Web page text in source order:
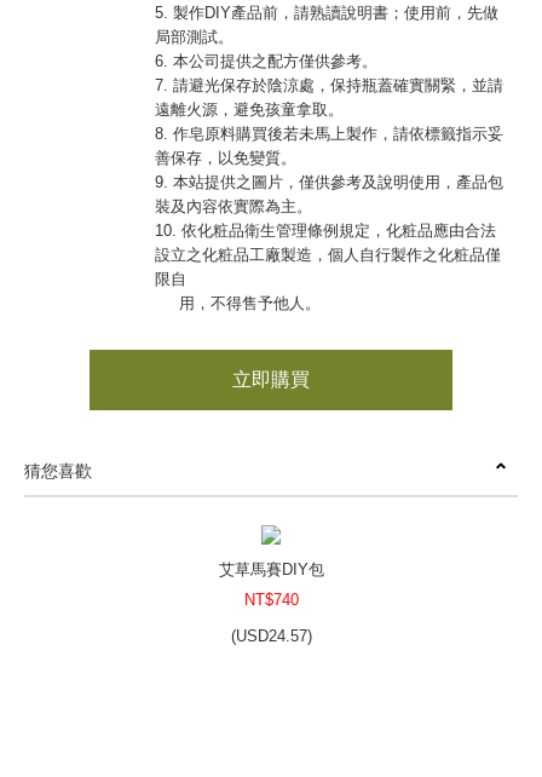
5. 製作DIY產品前，請熟讀說明書；使用前，先做
局部測試。
6. 本公司提供之配方僅供參考。
7. 請避光保存於陰涼處，保持瓶蓋確實關緊，並請
遠離火源，避免孩童拿取。
8. 作皂原料購買後若未馬上製作，請依標籤指示妥
善保存，以免變質。
9. 本站提供之圖片，僅供參考及說明使用，產品包
裝及內容依實際為主。
10. 依化粧品衛生管理條例規定，化粧品應由合法
設立之化粧品工廠製造，個人自行製作之化粧品僅
限自
用，不得售予他人。
立即購買
猜您喜歡
艾草馬賽DIY包
NT$740
(USD24.57)